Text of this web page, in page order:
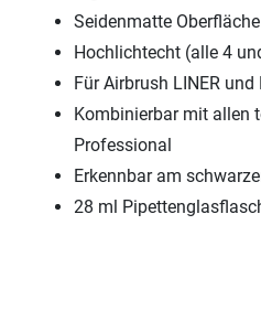
Seidenmatte Oberfläche
Hochlichtecht (alle 4
Für Airbrush LINER
Kombinierbar mit allen
Professional
Erkennbar am
28 ml